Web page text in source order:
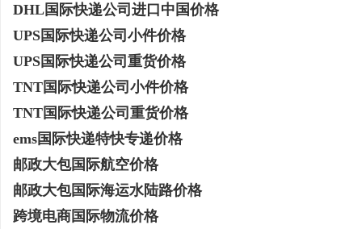
DHL国际快递公司进口中国价格
UPS国际快递公司小件价格
UPS国际快递公司重货价格
TNT国际快递公司小件价格
TNT国际快递公司重货价格
ems国际快递特快专递价格
邮政大包国际航空价格
邮政大包国际海运水陆路价格
跨境电商国际物流价格